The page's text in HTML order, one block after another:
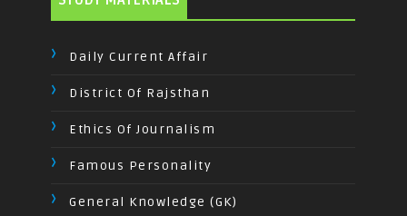
Daily Current Affair
District Of Rajsthan
Ethics Of Journalism
Famous Personality
General Knowledge (GK)